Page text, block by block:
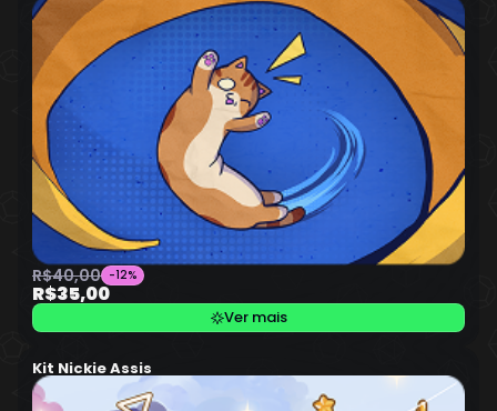
R$40,00 -12%
R$35,00
Ver mais
Kit Nickie Assis